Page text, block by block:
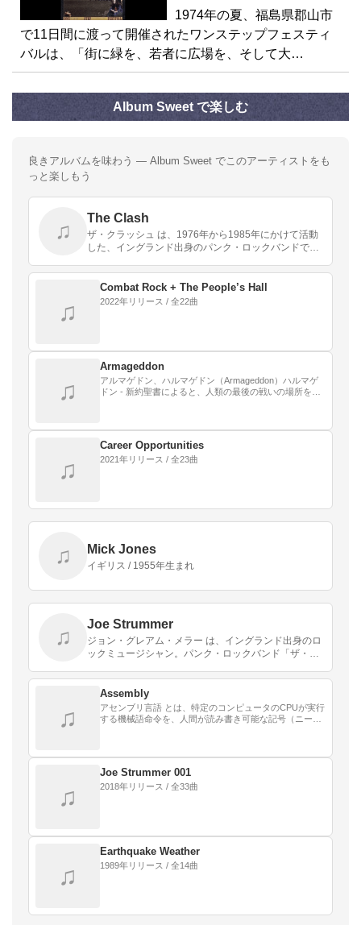
1974年の夏、福島県郡山市
で11日間に渡って開催されたワンステップフェスティ
バルは、「街に緑を、若者に広場を、そして大…
Album Sweet で楽しむ
良きアルバムを味わう — Album Sweet でこのアーティストをも
っと楽しもう
♫
The Clash
ザ・クラッシュ は、1976年から1985年にかけて活動
した、イングランド出身のパンク・ロックバンドであ
♫
Combat Rock + The People’s Hall
2022年リリース / 全22曲
♫
Armageddon
アルマゲドン、ハルマゲドン（Armageddon）ハルマゲ
ドン - 新約聖書によると、人類の最後の戦いの場所を指
♫
Career Opportunities
2021年リリース / 全23曲
♫ Mick Jones
イギリス / 1955年生まれ
♫
Joe Strummer
ジョン・グレアム・メラー は、イングランド出身のロ
ックミュージシャン。パンク・ロックバンド「ザ・ク
マー の名で知られる。
♫
Assembly
アセンブリ言語 とは、特定のコンピュータのCPUが実行
する機械語命令を、人間が読み書き可能な記号（ニーモ
♫
Joe Strummer 001
2018年リリース / 全33曲
♫
Earthquake Weather
1989年リリース / 全14曲